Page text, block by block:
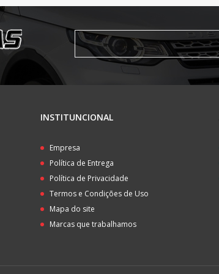
INSTITUNCIONAL
Empresa
Política de Entrega
Política de Privacidade
Termos e Condições de Uso
Mapa do site
Marcas que trabalhamos